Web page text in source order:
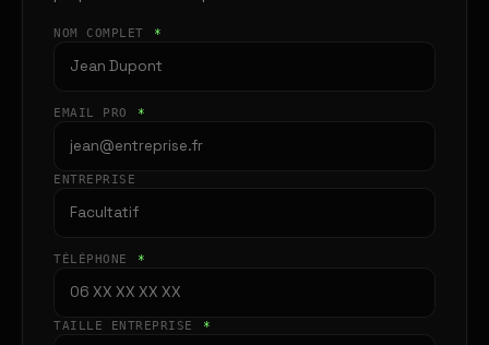
NOM COMPLET *
EMAIL PRO *
ENTREPRISE
TÉLÉPHONE *
TAILLE ENTREPRISE *